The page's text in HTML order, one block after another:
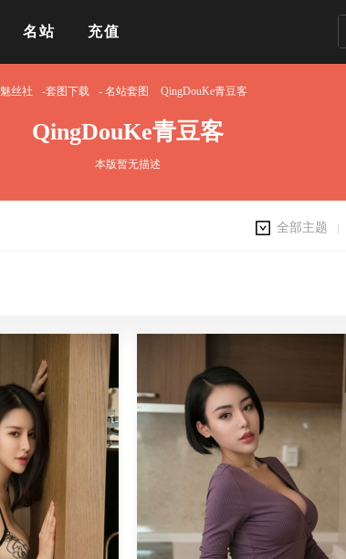
名站 充值
魅丝社 -套图下载 - 名站套图 QingDouKe青豆客
QingDouKe青豆客
本版暂无描述
全部主题